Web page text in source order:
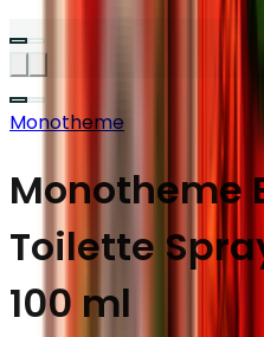
Monotheme
Monotheme
Toilette
100 ml